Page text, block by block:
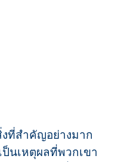
งที่สำคัญอย่างมาก
นเหตุผลที่พวกเขา